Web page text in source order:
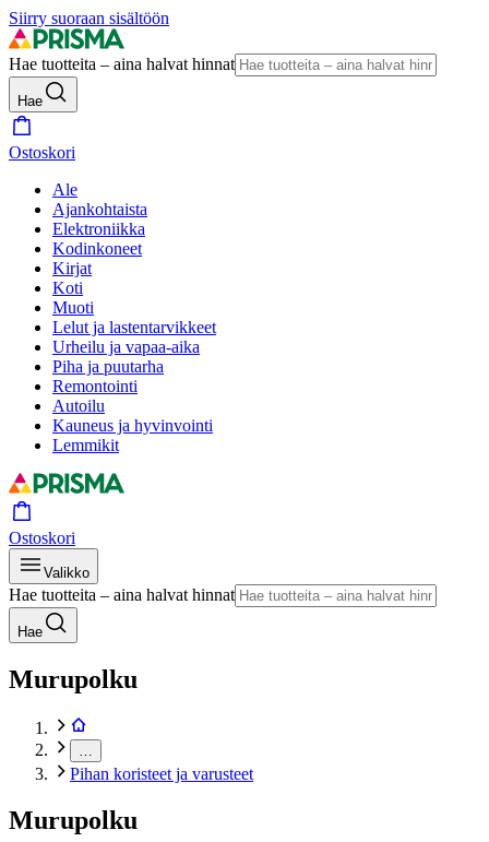
Siirry suoraan sisältöön
Hae tuotteita – aina halvat hinnat
Hae
Ostoskori
Ale
Ajankohtaista
Elektroniikka
Kodinkoneet
Kirjat
Koti
Muoti
Lelut ja lastentarvikkeet
Urheilu ja vapaa-aika
Piha ja puutarha
Remontointi
Autoilu
Kauneus ja hyvinvointi
Lemmikit
Ostoskori
Valikko
Hae tuotteita – aina halvat hinnat
Hae
Murupolku
Pihan koristeet ja varusteet
Murupolku